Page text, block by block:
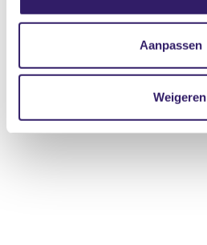
Aanpassen
Weigeren